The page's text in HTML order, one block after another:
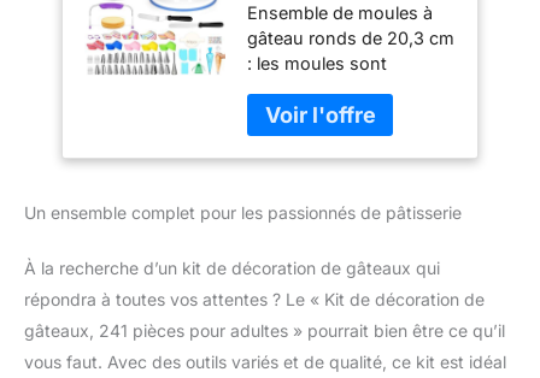
moules à gâteau de
20,3 cm, niveleur à
gâteau, plateau
tournant à gâteau,
embouts de
passepoil
numérotés,
sulfurisé et plus
Ensemble de moules à
gâteau ronds de 20,3 cm
: les moules sont
carbone lourd pour une
conduction thermique
supérieure et une
revêtement antiadhésif et
Comprend du papier
sulfurisé de 60 points,
de bois naturelle, passe
au four jusqu'à 232,2 °C.
Un ensemble complet pour les passionnés de pâtisserie
À la recherche d’un kit de décoration de gâteaux qui
répondra à toutes vos attentes ? Le « Kit de décoration de
gâteaux, 241 pièces pour adultes » pourrait bien être ce qu’il
vous faut. Avec des outils variés et de qualité, ce kit est idéal